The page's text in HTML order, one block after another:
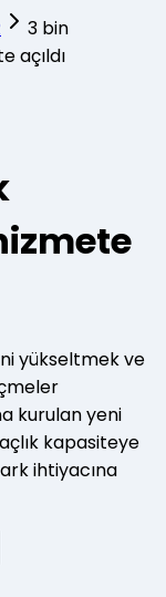
3 bin
açıldı
yükseltmek ve
kurulan yeni
kapasiteye
ihtiyacına